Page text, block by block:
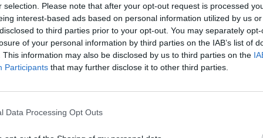
selection. Please note that after your opt-out request is processed
interest-based ads based on personal information utilized by us
to third parties prior to your opt-out. You may separately
of your personal information by third parties on the IAB’s list of
This information may also be disclosed by us to third parties on the
Participants that may further disclose it to other third parties.
Data Processing Opt Outs